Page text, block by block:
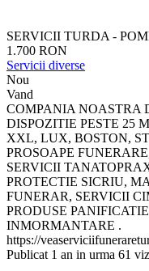
SERVICII TURDA -
1.700 RON
Servicii diverse
Nou
Vand
COMPANIA NOASTRA
DISPOZITIE PESTE 25
XXL, LUX, BOSTON,
PROSOAPE
SERVICII
PROTECTIE SICRIU,
FUNERAR, SERVICII
PRODUSE
INMORMANTARE .
https://
Publicat 1 an in urma 61